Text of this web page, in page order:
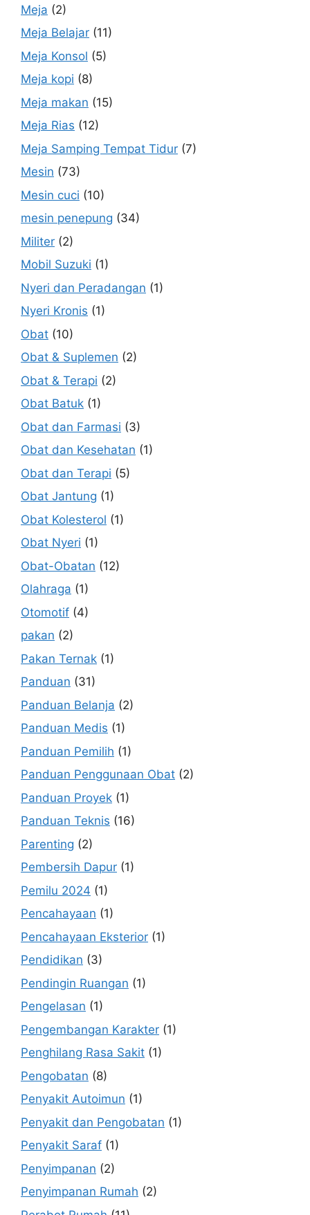
Meja (2)
Meja Belajar (11)
Meja Konsol (5)
Meja kopi (8)
Meja makan (15)
Meja Rias (12)
Meja Samping Tempat Tidur (7)
Mesin (73)
Mesin cuci (10)
mesin penepung (34)
Militer (2)
Mobil Suzuki (1)
Nyeri dan Peradangan (1)
Nyeri Kronis (1)
Obat (10)
Obat & Suplemen (2)
Obat & Terapi (2)
Obat Batuk (1)
Obat dan Farmasi (3)
Obat dan Kesehatan (1)
Obat dan Terapi (5)
Obat Jantung (1)
Obat Kolesterol (1)
Obat Nyeri (1)
Obat-Obatan (12)
Olahraga (1)
Otomotif (4)
pakan (2)
Pakan Ternak (1)
Panduan (31)
Panduan Belanja (2)
Panduan Medis (1)
Panduan Pemilih (1)
Panduan Penggunaan Obat (2)
Panduan Proyek (1)
Panduan Teknis (16)
Parenting (2)
Pembersih Dapur (1)
Pemilu 2024 (1)
Pencahayaan (1)
Pencahayaan Eksterior (1)
Pendidikan (3)
Pendingin Ruangan (1)
Pengelasan (1)
Pengembangan Karakter (1)
Penghilang Rasa Sakit (1)
Pengobatan (8)
Penyakit Autoimun (1)
Penyakit dan Pengobatan (1)
Penyakit Saraf (1)
Penyimpanan (2)
Penyimpanan Rumah (2)